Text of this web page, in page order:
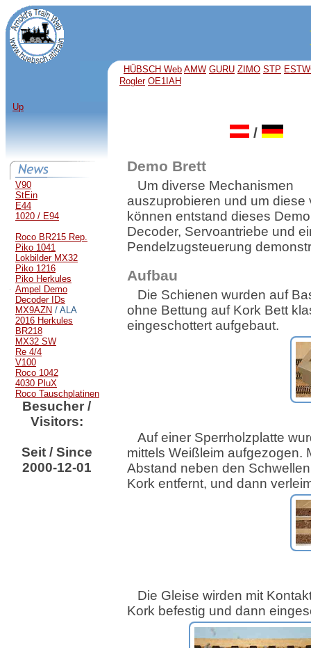
HÜBSCH Web AMW GURU ZIMO STP
Rogler OE1IAH
Up
V90
StEin
E44
1020 / E94
Roco BR215 Rep.
Piko 1041
Lokbilder MX32
Piko 1216
Piko Herkules
Ampel Demo
Decoder IDs
MX9AZN / ALA
2016 Herkules
BR218
MX32 SW
Re 4/4
V100
Roco 1042
4030 PluX
Roco Tauschplatinen
Besucher /
Visitors:
Seit / Since
2000-12-01
/
Demo Brett
Um diverse Mechanismen
auszuprobieren und um diese
können entstand dieses
Decoder, Servoantriebe und
Pendelzugsteuerung
Aufbau
Die Schienen wurden auf
ohne Bettung auf Kork Bett
eingeschottert aufgebaut.
Auf einer Sperrholzplatte
mittels Weißleim aufgezogen.
Abstand neben den
Kork entfernt, und dann
Die Gleise wirden mit
Kork befestig und dann